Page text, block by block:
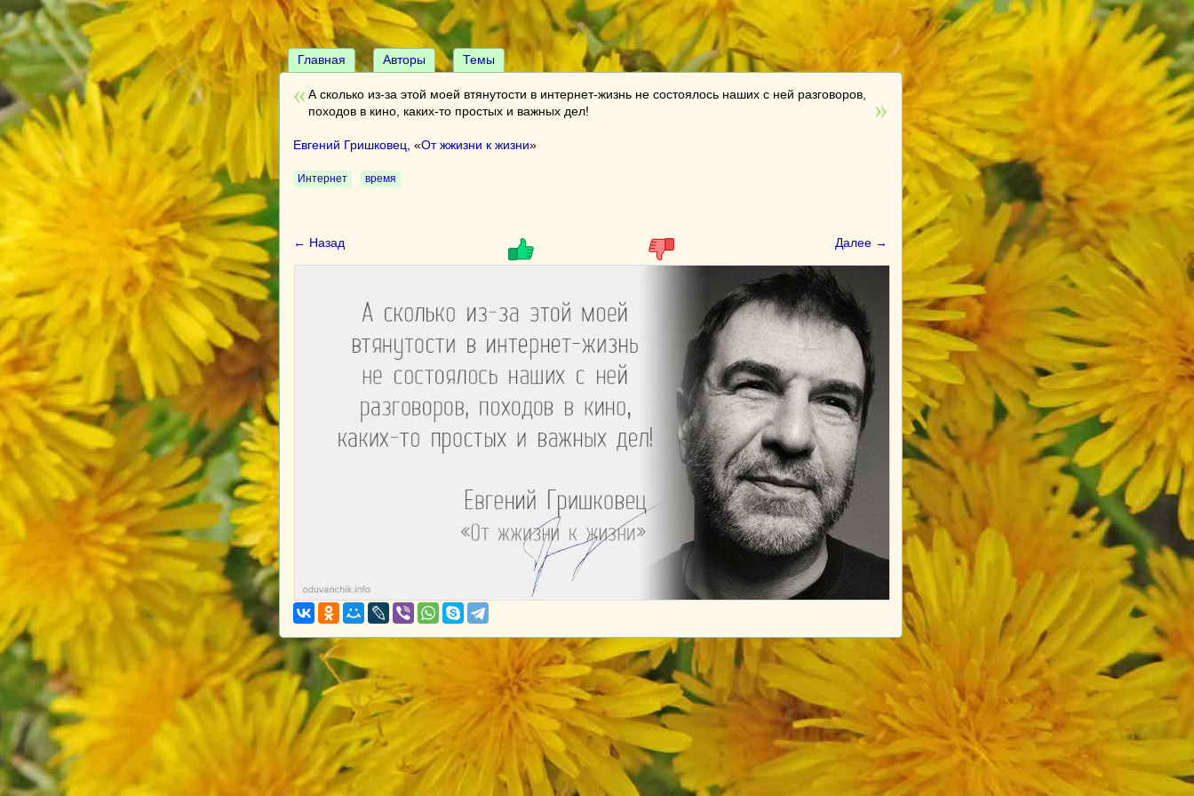
Главная Авторы Темы
А сколько из-за этой моей втянутости в интернет-жизнь не состоялось наших с ней разговоров,
походов в кино, каких-то простых и важных дел!
Евгений Гришковец , «От жжизни к жизни»
Интернет время
← Назад Далее →